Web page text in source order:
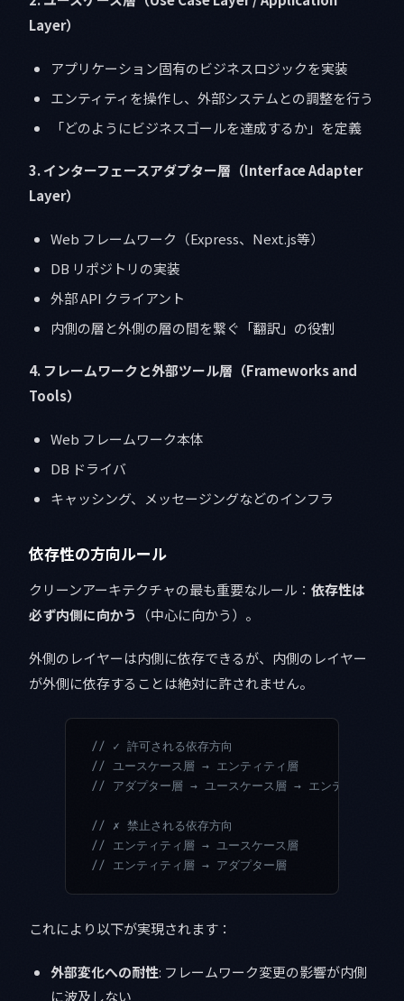
Layer）
アプリケーション固有のビジネスロジックを実装
エンティティを操作し、外部システムとの調整を行う
「どのようにビジネスゴールを達成するか」を定義
3. インターフェースアダプター層（Interface Adapter
Layer）
Web フレームワーク（Express、Next.js等）
DB リポジトリの実装
外部 API クライアント
内側の層と外側の層の間を繋ぐ「翻訳」の役割
4. フレームワークと外部ツール層（Frameworks and
Tools）
Web フレームワーク本体
DB ドライバ
キャッシング、メッセージングなどのインフラ
依存性の方向ルール
クリーンアーキテクチャの最も重要なルール： 依存性は
必ず内側に向かう
（中心に向かう）。
外側のレイヤーは内側に依存できるが、内側のレイヤー
が外側に依存することは絶対に許されません。
// ✓ 許可される依存方向
// ユースケース層 → エンティティ層
// アダプター層 → ユースケース層 → エンティティ層
// ✗ 禁止される依存方向
// エンティティ層 → ユースケース層
// エンティティ層 → アダプター層
これにより以下が実現されます：
外部変化への耐性: フレームワーク変更の影響が内側
に波及しない